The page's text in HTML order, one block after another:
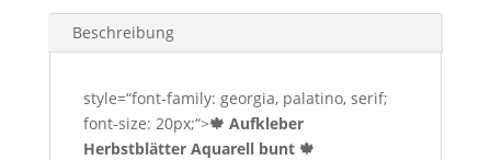
Beschreibung
style=“font-family: georgia, palatino, serif;
font-size: 20px;“>🍁 Aufkleber
Herbstblätter Aquarell bunt 🍁